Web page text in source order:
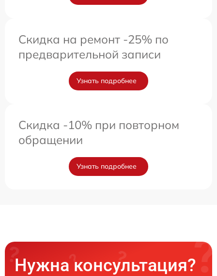
Скидка на ремонт -25% по
предварительной записи
Узнать подробнее
Скидка -10% при повторном
обращении
Узнать подробнее
Нужна консультация?